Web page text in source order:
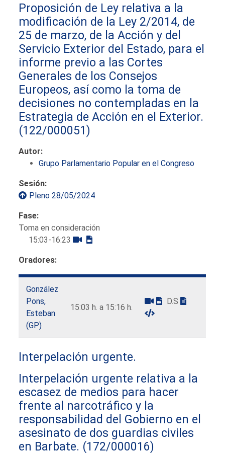
Proposición de Ley relativa a la
modificación de la Ley 2/2014, de
25 de marzo, de la Acción y del
Servicio Exterior del Estado, para el
informe previo a las Cortes
Generales de los Consejos
Europeos, así como la toma de
decisiones no contempladas en la
Estrategia de Acción en el Exterior.
(122/000051)
Autor:
Grupo Parlamentario Popular en el Congreso
Sesión:
Pleno 28/05/2024
Fase:
Toma en consideración
15:03-16:23
Oradores:
González
Pons,
Esteban
(GP)
15:03 h. a 15:16 h.
D.S
Interpelación urgente.
Interpelación urgente relativa a la
escasez de medios para hacer
frente al narcotráfico y la
responsabilidad del Gobierno en el
asesinato de dos guardias civiles
en Barbate. (172/000016)